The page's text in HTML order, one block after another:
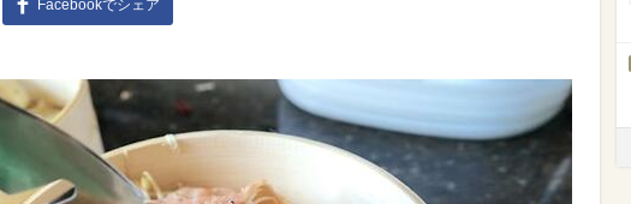
Facebookでシェア